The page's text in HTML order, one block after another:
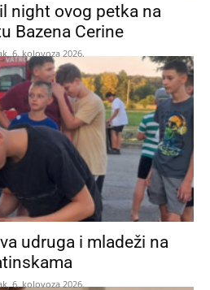
night ovog petka na
Bazena Cerine
6. kolovoza 2026.
udruga i mladeži na
6. kolovoza 2026.